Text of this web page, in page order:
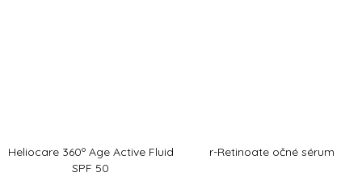
Heliocare 360º Age Active Fluid
SPF 50
r-Retinoate očné sérum